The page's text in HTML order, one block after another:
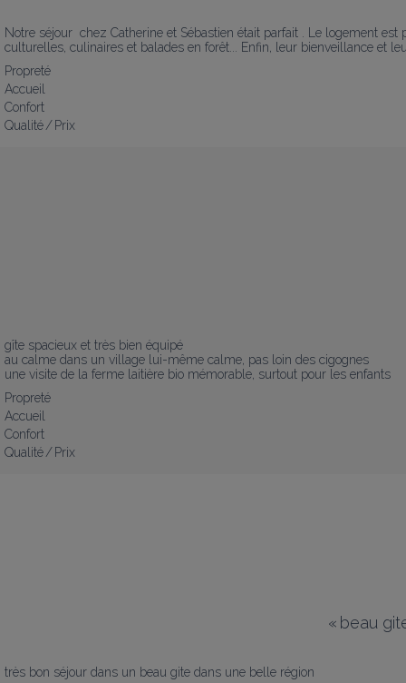
Notre séjour  chez Catherine et Sébastien était parfait . Le logement
culturelles, culinaires et balades en forêt... Enfin, leur bienveillance et
Propreté
Accueil
Confort
Qualité / Prix
gîte spacieux et très bien équipé
au calme dans un village lui-même calme, pas loin des cigognes
une visite de la ferme laitière bio mémorable, surtout pour les enfants
Propreté
Accueil
Confort
Qualité / Prix
« beau
très bon séjour dans un beau gite dans une belle région